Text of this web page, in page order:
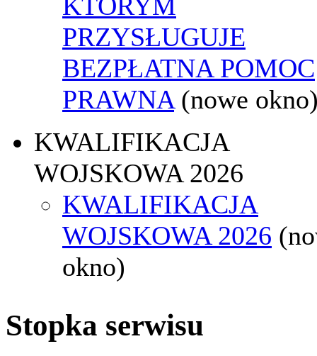
PRZYSŁUGUJE
BEZPŁATNA POMOC
PRAWNA (nowe
KWALIFIKACJA
WOJSKOWA 2026
KWALIFIKACJA
WOJSKOWA 2026
okno)
Stopka serwisu